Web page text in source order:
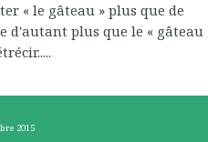
« le gâteau » plus que de
d'autant plus que le « gâteau
2015